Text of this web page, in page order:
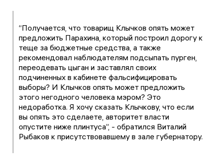
“Получается, что товарищ Клычков опять может
предложить Парахина, который построил дорогу к
теще за бюджетные средства, а также
рекомендовал наблюдателям подсыпать пурген,
переодевать цыган и заставлял своих
подчиненных в кабинете фальсифицировать
выборы? И Клычков опять может предложить
этого негодного человека мэром? Это
недоработка. Я хочу сказать Клычкову, что если
вы опять это сделаете, авторитет власти
опустите ниже плинтуса”, - обратился Виталий
Рыбаков к присутствовавшему в зале губернатору.